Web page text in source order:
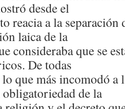
desde el
reacia a la
laica de la
consideraba que se
De todas
que más incomodó a
de la